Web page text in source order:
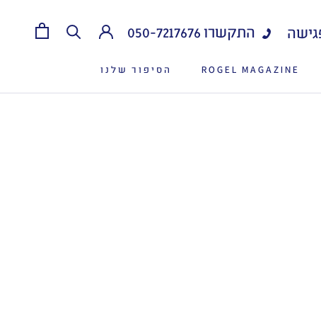
ROGEL MAGAZINE
הסיפור שלנו
התקשרו050-7217676